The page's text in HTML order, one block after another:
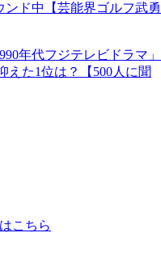
ド中【芸能界ゴルフ武勇
年代フジテレビドラマ」
えた1位は？【500人に聞